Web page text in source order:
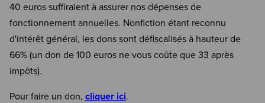
40 euros suffiraient à assurer nos dépenses de
fonctionnement annuelles. Nonfiction étant reconnu
d'intérêt général, les dons sont défiscalisés à hauteur de
66% (un don de 100 euros ne vous coûte que 33 après
impôts).
Pour faire un don, cliquer ici.